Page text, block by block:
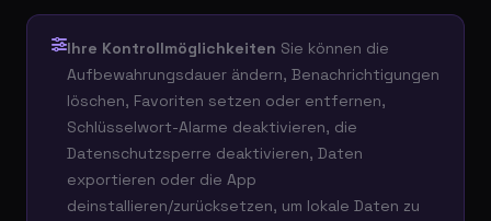
Ihre Kontrollmöglichkeiten Sie können die
Aufbewahrungsdauer ändern, Benachrichtigungen
löschen, Favoriten setzen oder entfernen,
Schlüsselwort-Alarme deaktivieren, die
Datenschutzsperre deaktivieren, Daten
exportieren oder die App
deinstallieren/zurücksetzen, um lokale Daten zu